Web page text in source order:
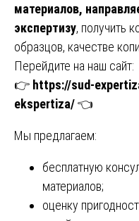
материалов,
экспертизу, получить
образцов, качестве
Перейдите на наш сайт:
👉 https://sud-
ekspertiza/👈
Мы предлагаем:
бесплатную
материалов;
оценку